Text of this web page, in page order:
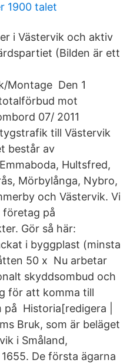
1900 talet
i Västervik och aktiv
(Bilden är ett
Montage Den 1
mot
07/ 2011
till Västervik
består av
Hultsfred,
Mörbylånga, Nybro,
och Västervik. Vi
på
Gör så här:
i byggplast (minsta
50 x Nu arbetar
skyddsombud och
för att komma till
Historia[redigera |
Bruk, som är beläget
i Småland,
De första ägarna